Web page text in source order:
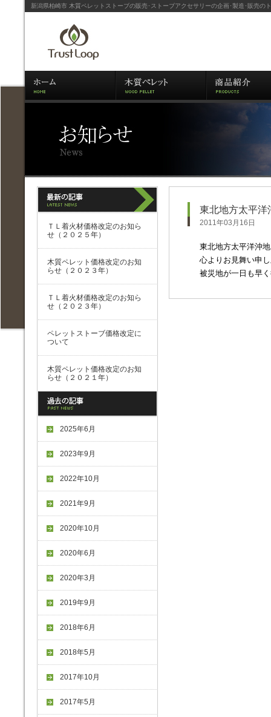
新潟県柏崎市 木質ペレットストーブの販売･ストーブアクセサリーの企画･製造･販売の
ＴＬ着火材価格改定のお知ら
せ（２０２５年）
木質ペレット価格改定のお知
らせ（２０２３年）
ＴＬ着火材価格改定のお知ら
せ（２０２３年）
ペレットストーブ価格改定に
ついて
木質ペレット価格改定のお知
らせ（２０２１年）
2025年6月
2023年9月
2022年10月
2021年9月
2020年10月
2020年6月
2020年3月
2019年9月
2018年6月
2018年5月
2017年10月
2017年5月
東北地方太平洋
2011年03月16日
東北地方太平洋沖
心よりお見舞い申
被災地が一日も早